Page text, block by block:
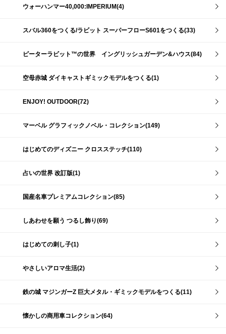
ウォーハンマー40,000:IMPERIUM(4)
スバル360をつくる/ラビット スーパーフローS601をつくる(33)
ピーターラビット™の世界 イングリッシュガーデン&ハウス(84)
空母赤城 ダイキャストギミックモデルをつくる(1)
ENJOY! OUTDOOR(72)
マーベル グラフィックノベル・コレクション(149)
はじめてのディズニー クロスステッチ(110)
占いの世界 改訂版(1)
国産名車プレミアムコレクション(85)
しあわせを願う つるし飾り(69)
はじめての刺し子(1)
やさしいアロマ生活(2)
鉄の城 マジンガーZ 巨大メタル・ギミックモデルをつくる(11)
懐かしの商用車コレクション(64)